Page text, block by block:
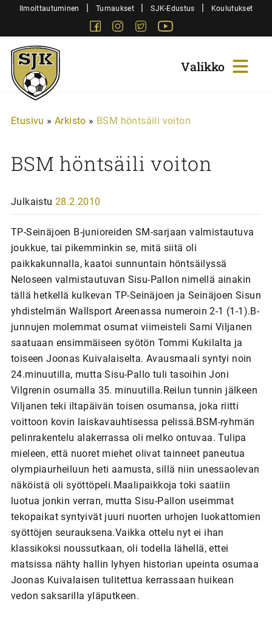
SiirryIlmoittautuminen | Turnaukset | SJK-Edustus | Koulutukset
FacebookInstagram
Twitter
Sjk-
Juniorit
Etusivu » Arkisto » BSM höntsäili voiton
BSM höntsäili voiton
Julkaistu 28.2.2010
TP-Seinäjoen B-junioreiden SM-sarjaan valmistautuva
joukkue, tai pikemminkin se, mitä siitä oli
paikkakunnalla, kaatoi sunnuntain höntsäilyssä
Neloseen valmistautuvan Sisu-Pallon nimellä ainakin
tällä hetkellä kulkevan TP-Seinäjoen ja Seinäjoen Sisun
yhdistelmän Wallsport Areenassa numeroin 2-1 (1-1).B-
junnujen molemmat osumat viimeisteli Sami Viljanen
saatuaan ensimmäiseen syötön Tommi Kukilalta ja
toiseen Joonas Kuivalaiselta. Avausmaali syntyi noin
24.minuutilla, mutta Sisu-Pallo tuli tasoihin Joni
Vilgrenin osumalla 35. minuutilla.Reilun tunnin jälkeen
Viljanen teki iltapäivän toisen osumansa, joka riitti
voittoon kovin laiskavauhtisessa pelissä.BSM-ryhmän
pelinrakentelu alakerrassa oli melko ontuvaa. Tulipa
mieleen, että nuoret miehet olivat tainneet paneutua
olympiaurheiluun heti aamusta, sillä niin unessaolevan
näköistä oli syöttöpeli.Maalipaikkoja toki saatiin
luotua jonkin verran, mutta Sisu-Pallon useimmat
tekopaikat syntyivät juuri nuorten urhojen luokattomien
syöttöjen seurauksena.Vaikka ottelu nyt ei ihan
klassikoksi noussutkaan, oli todella lähellä, ettei
matsissa nähty hallin lyhyen historian upeinta osumaa
Joonas Kuivalaisen tulitettua kerrassaan huikean
vedon saksarilla yläputkeen.